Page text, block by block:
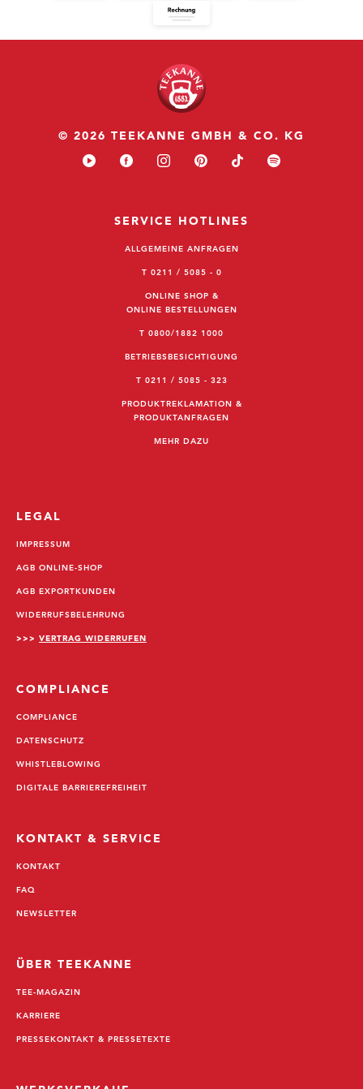
© 2026 TEEKANNE GMBH & CO. KG
SERVICE HOTLINES
ALLGEMEINE ANFRAGEN
T 0211 / 5085 - 0
ONLINE SHOP &
ONLINE BESTELLUNGEN
T 0800/1882 1000
BETRIEBSBESICHTIGUNG
T 0211 / 5085 - 323
PRODUKTREKLAMATION &
PRODUKTANFRAGEN
MEHR DAZU
LEGAL
IMPRESSUM
AGB ONLINE-SHOP
AGB EXPORTKUNDEN
WIDERRUFSBELEHRUNG
>>> VERTRAG WIDERRUFEN
COMPLIANCE
COMPLIANCE
DATENSCHUTZ
WHISTLEBLOWING
DIGITALE BARRIEREFREIHEIT
KONTAKT & SERVICE
KONTAKT
FAQ
NEWSLETTER
ÜBER TEEKANNE
TEE-MAGAZIN
KARRIERE
PRESSEKONTAKT & PRESSETEXTE